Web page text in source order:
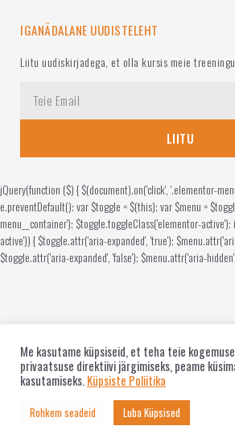
IGANÄDALANE UUDISTELEHT
Liitu uudiskirjadega, et olla kursis meie
LIITU
Me kasutame küpsiseid, et teha teie
privaatsuse direktiivi järgimiseks, peame
kasutamiseks. Küpsiste Poliitika
Rohkem seadeid Luba Küpsised
jQuery(function ($) { $(document).on('click', '.elementor-
e.preventDefault(); var $toggle = $(this); var $menu =
menu__container'); $toggle.toggleClass('elementor-
active')) { $toggle.attr('aria-expanded', 'true');
$toggle.attr('aria-expanded', 'false'); $menu.attr('aria-